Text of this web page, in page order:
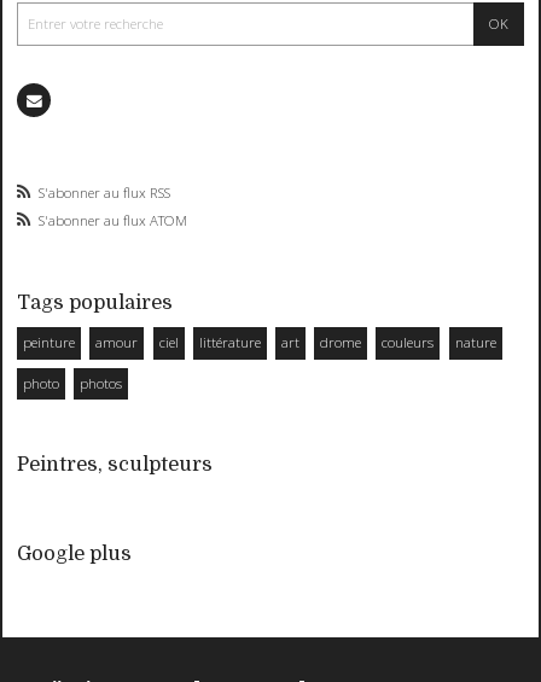
S'abonner au flux RSS
S'abonner au flux ATOM
Tags populaires
peinture amour ciel littérature art drome couleurs nature
photo photos
Peintres, sculpteurs
Google plus